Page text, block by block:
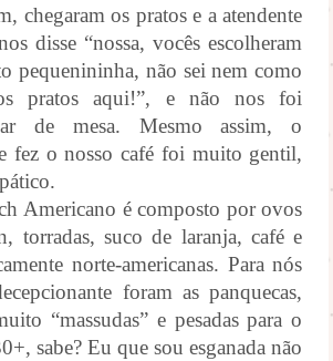
chegaram os pratos e a atendente
disse “nossa, vocês escolheram
pequenininha, não sei nem como
pratos aqui!”, e não nos foi
de mesa. Mesmo assim, o
fez o nosso café foi muito gentil,
Americano é composto por ovos
torradas, suco de laranja, café e
norte-americanas. Para nós
foram as panquecas,
“massudas” e pesadas para o
sabe? Eu que sou esganada não